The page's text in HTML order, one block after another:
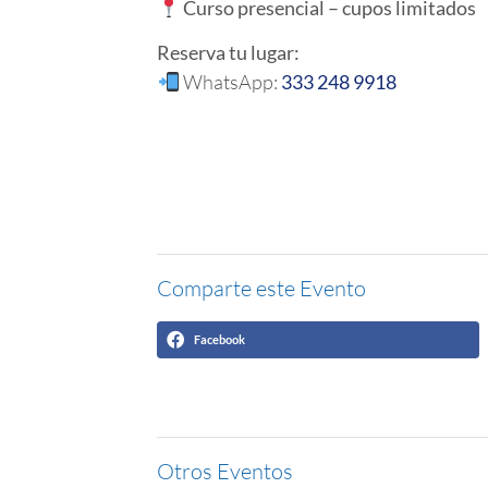
Curso presencial – cupos limitados
Reserva tu lugar:
WhatsApp: 333 248 9918
Comparte este Evento
Facebook
Otros Eventos